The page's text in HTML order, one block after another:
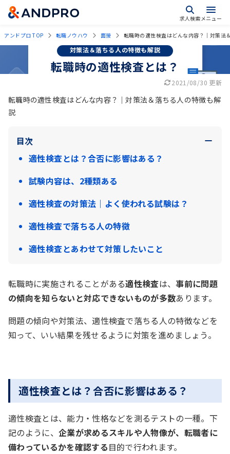
求人検索メニュー
アンドプロ TOP 転職ノウハウ 面接 転職時の適性検査はどんな内容？｜対策法
対策法＆落ちる人の特徴も解説
転職時の適性検査とは？
2021/08/30 更新
転職時の適性検査はどんな内容？｜対策法＆落ちる人の特徴も解
説
目次
適性検査とは？合否に影響はある？
試験内容は、2種類ある
適性検査の対策法｜よく使われる試験は？
適性検査で落ちる人の特徴
適性検査とあわせて対策したいこと
転職時に実施されることがある適性検査は、事前に問題
の傾向を知らないと対応できないものが多数あります。
問題の傾向や対策法、適性検査で落ちる人の特徴などを
知って、いい結果を残せるように対策を進めましょう。
適性検査とは？合否に影響はある？
適性検査とは、能力・性格などを測るテストの一種。下
記のように、 企業が求めるスキルや人物像が、転職者に
備わっているかを確認する目的で行われます。